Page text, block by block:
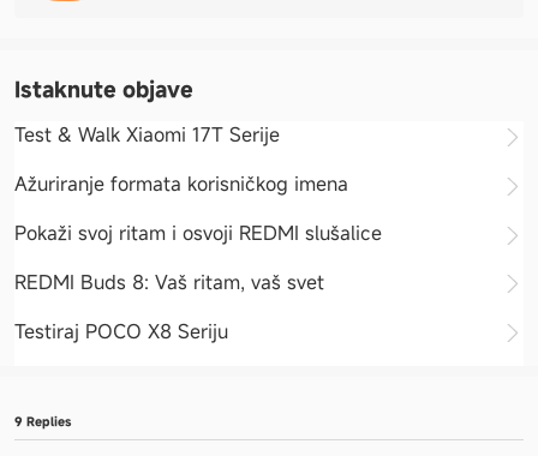
Istaknute objave
Test & Walk Xiaomi 17T Serije
Ažuriranje formata korisničkog imena
Pokaži svoj ritam i osvoji REDMI slušalice
REDMI Buds 8: Vaš ritam, vaš svet
Testiraj POCO X8 Seriju
9 Replies